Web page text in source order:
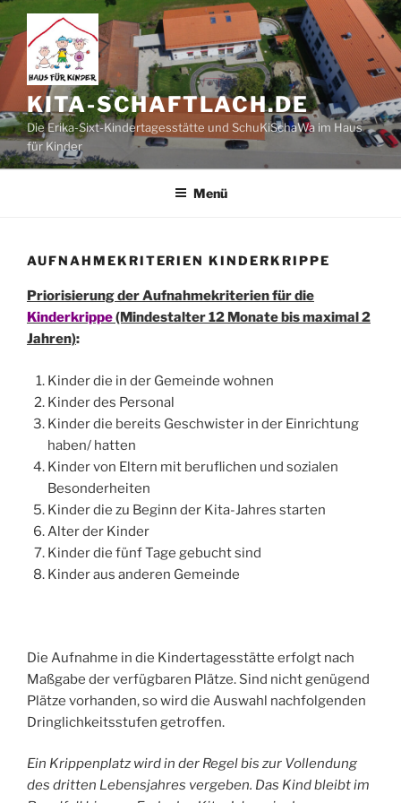
Zum
Inhalt
springen
KITA-SCHAFTLACH.DE
Die Erika-Sixt-Kindertagesstätte und SchuKiSchaWa im Haus
für Kinder
Menü
AUFNAHMEKRITERIEN KINDERKRIPPE
Priorisierung der Aufnahmekriterien für die
Kinderkrippe(Mindestalter 12 Monate bis maximal 2
Jahren):
Kinder die in der Gemeinde wohnen
Kinder des Personal
Kinder die bereits Geschwister in der Einrichtung
haben/ hatten
Kinder von Eltern mit beruflichen und sozialen
Besonderheiten
Kinder die zu Beginn der Kita-Jahres starten
Alter der Kinder
Kinder die fünf Tage gebucht sind
Kinder aus anderen Gemeinde
Die Aufnahme in die Kindertagesstätte erfolgt nach
Maßgabe der verfügbaren Plätze. Sind nicht genügend
Plätze vorhanden, so wird die Auswahl nachfolgenden
Dringlichkeitsstufen getroffen.
Ein Krippenplatz wird in der Regel bis zur Vollendung
des dritten Lebensjahres vergeben. Das Kind bleibt im